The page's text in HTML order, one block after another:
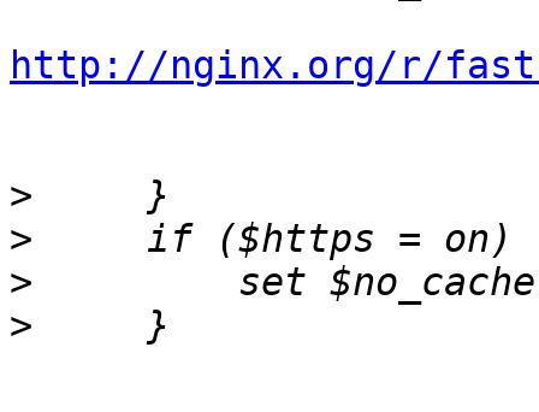
http://nginx.org/r/
>
>
>
>